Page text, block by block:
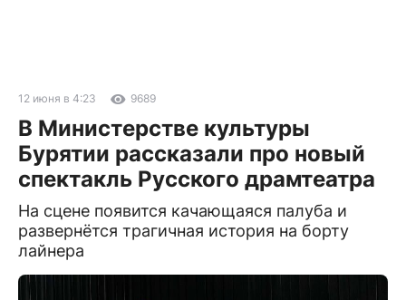
12 июня в 4:23 9689
В Министерстве культуры
Бурятии рассказали про новый
спектакль Русского драмтеатра
На сцене появится качающаяся палуба и
развернётся трагичная история на борту
лайнера